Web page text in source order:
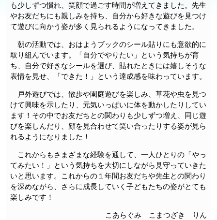
も少しずつ慣れ、笑顔で過ごす時間が増えてきました。先生
やお友だちにも親しみを持ち、自分から好きな遊びを見つけ
て遊びに向かう姿が多く見られるようになってきました。
朝の活動では、おはようブックのシール貼りにも意欲的に
取り組んでいます。「自分でやりたい」という気持ちが育
ち、自分で好きなシールを選び、貼れたときには嬉しそうな
表情を見せ、「できた！」という達成感を味わっています。
戸外遊びでは、散歩や園庭遊びを楽しみ、草花や虫を見つ
けて興味を示したり、元気いっぱいに体を動かしたりしてい
ます！その中でお友だちとの関わりも少しずつ増え、同じ遊
びを楽しんだり、顔を見合わせて笑い合ったりする姿が見ら
れるようになりました！
これからもさまざまな経験を通して、一人ひとりの「やっ
てみたい！」という気持ちを大切にしながら見守っていきた
いと思います。これからの１年間お友だちや先生との関わり
を深めながら、さらに成長していく子どもたちの姿がとても
楽しみです！
こあらぐみ こまつざき りん